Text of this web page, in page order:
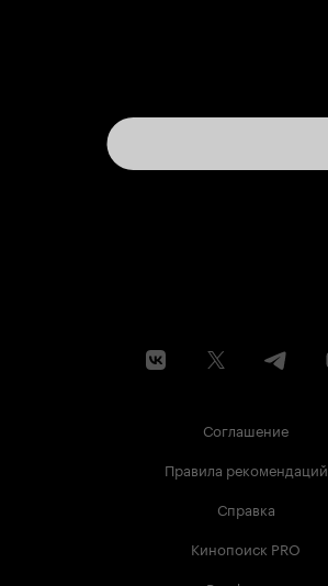
Соглашение
Правила рекомендаций
Справка
Кинопоиск PRO